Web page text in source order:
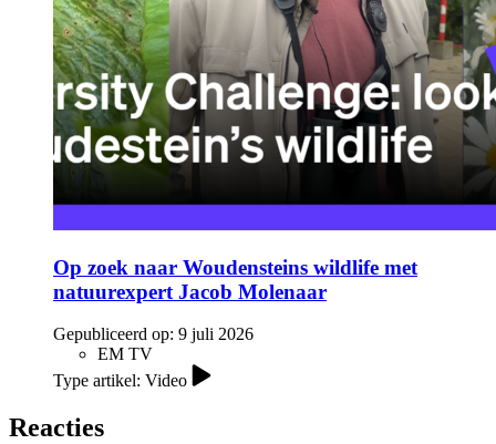
Op zoek naar Woudensteins wildlife met
natuurexpert Jacob Molenaar
Gepubliceerd op: 9 juli 2026
EM TV
Type artikel: Video
Reacties